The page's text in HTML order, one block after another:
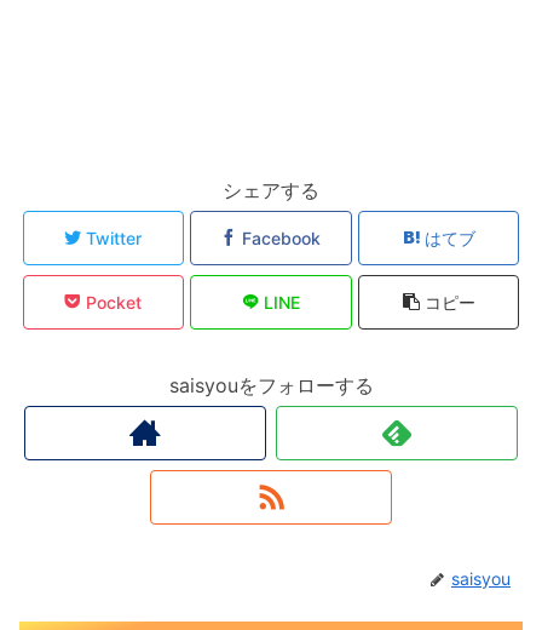
シェアする
Twitter Facebook はてブ
Pocket LINE コピー
saisyouをフォローする
saisyou